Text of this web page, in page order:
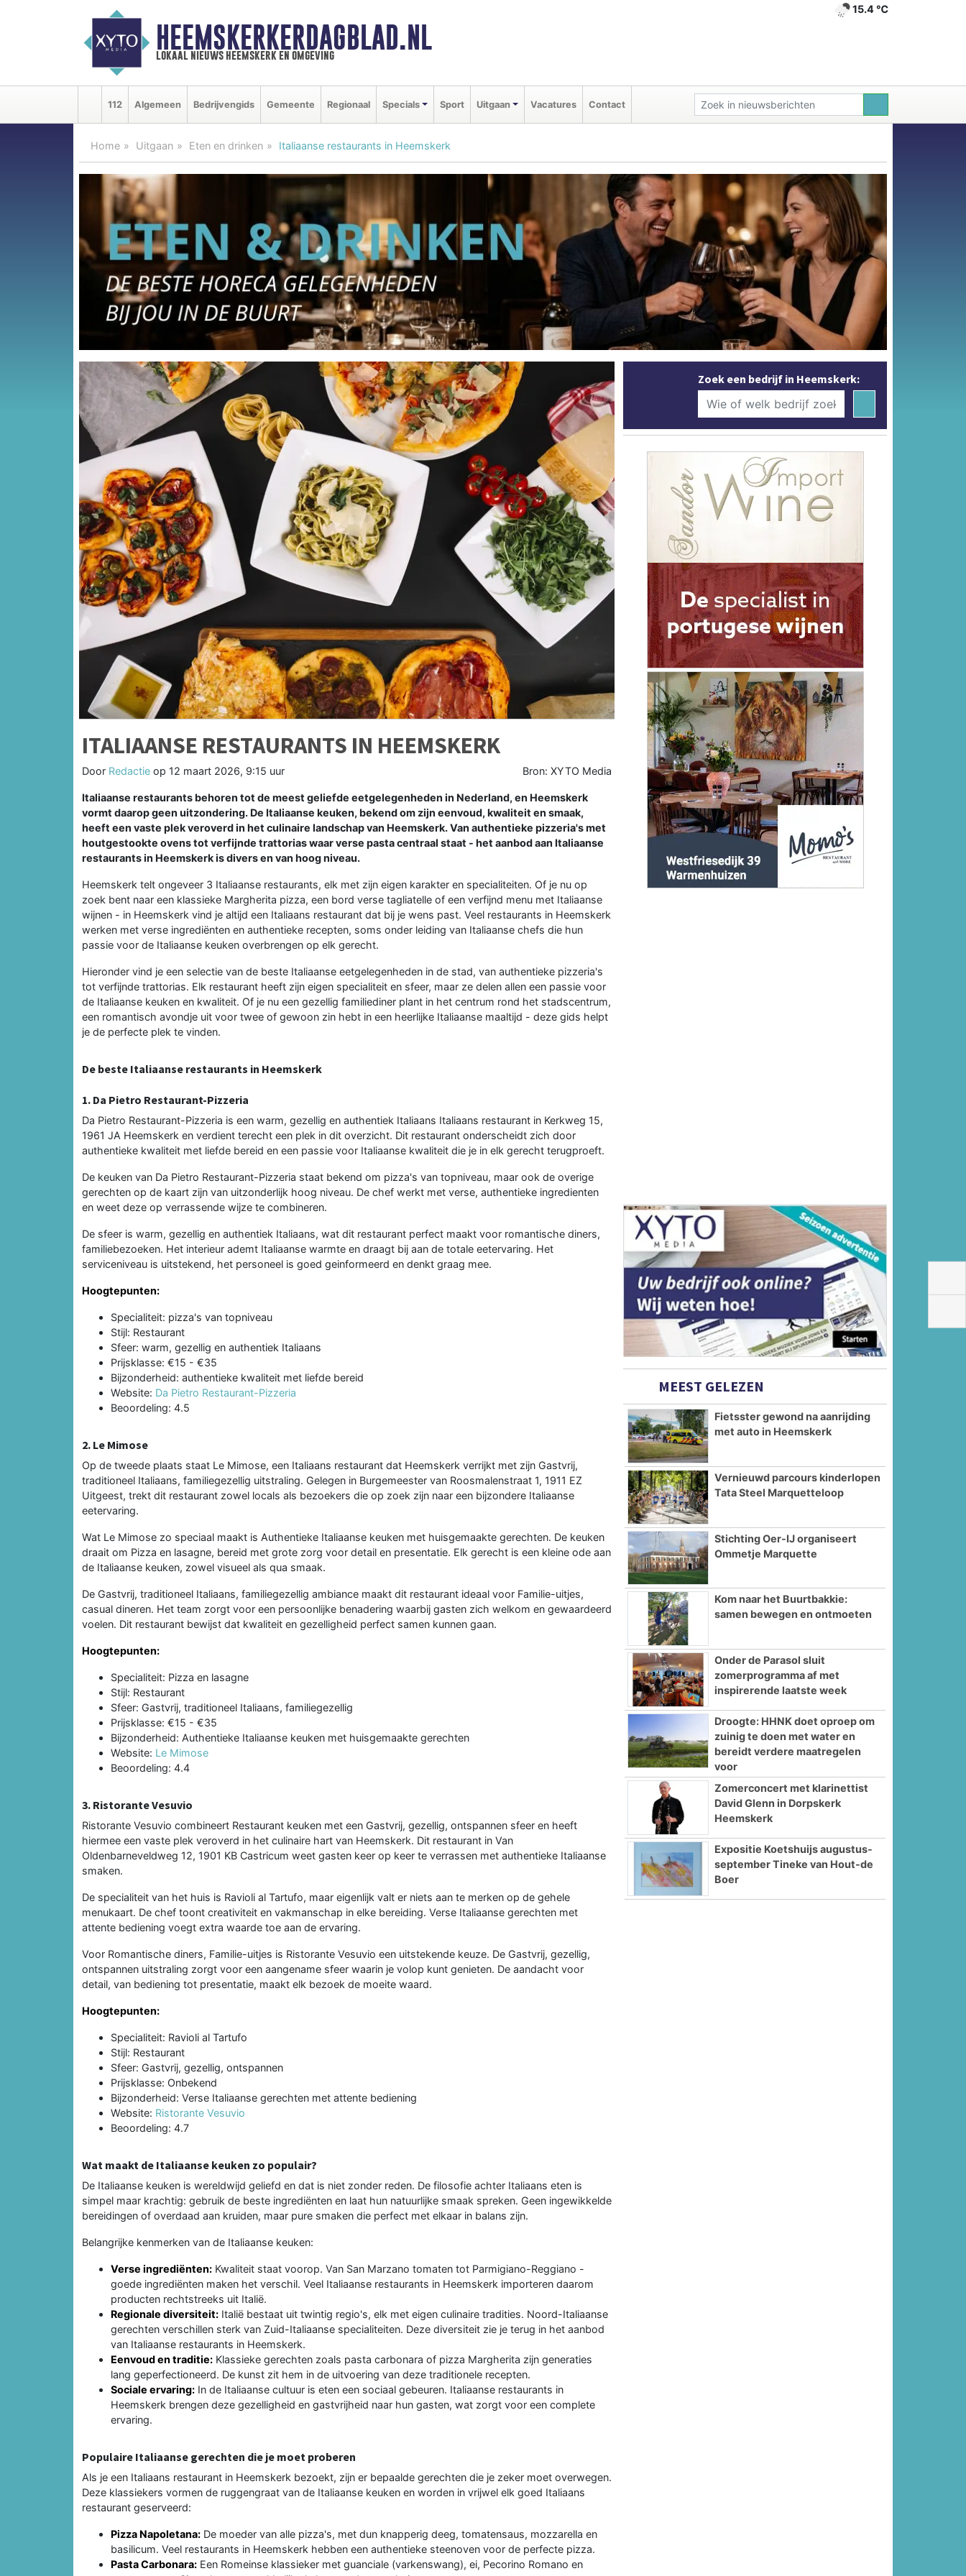
HEEMSKERKERDAGBLAD.NL
lokaal nieuws heemskerk en omgeving
15.4 ℃
112 Algemeen Bedrijvengids Gemeente Regionaal Specials Sport Uitgaan Vacatures Contact
Home Uitgaan Eten en drinken Italiaanse restaurants in Heemskerk
ITALIAANSE RESTAURANTS IN HEEMSKERK
Door Redactie op 12 maart 2026, 9:15 uur Bron: XYTO Media
Italiaanse restaurants behoren tot de meest geliefde eetgelegenheden in Nederland, en Heemskerk
vormt daarop geen uitzondering. De Italiaanse keuken, bekend om zijn eenvoud, kwaliteit en smaak,
heeft een vaste plek veroverd in het culinaire landschap van Heemskerk. Van authentieke pizzeria's met
houtgestookte ovens tot verfijnde trattorias waar verse pasta centraal staat - het aanbod aan Italiaanse
restaurants in Heemskerk is divers en van hoog niveau.
Heemskerk telt ongeveer 3 Italiaanse restaurants, elk met zijn eigen karakter en specialiteiten. Of je nu op
zoek bent naar een klassieke Margherita pizza, een bord verse tagliatelle of een verfijnd menu met Italiaanse
wijnen - in Heemskerk vind je altijd een Italiaans restaurant dat bij je wens past. Veel restaurants in Heemskerk
werken met verse ingrediënten en authentieke recepten, soms onder leiding van Italiaanse chefs die hun
passie voor de Italiaanse keuken overbrengen op elk gerecht.
Hieronder vind je een selectie van de beste Italiaanse eetgelegenheden in de stad, van authentieke pizzeria's
tot verfijnde trattorias. Elk restaurant heeft zijn eigen specialiteit en sfeer, maar ze delen allen een passie voor
de Italiaanse keuken en kwaliteit. Of je nu een gezellig familiediner plant in het centrum rond het stadscentrum,
een romantisch avondje uit voor twee of gewoon zin hebt in een heerlijke Italiaanse maaltijd - deze gids helpt
je de perfecte plek te vinden.
De beste Italiaanse restaurants in Heemskerk
1. Da Pietro Restaurant-Pizzeria
Da Pietro Restaurant-Pizzeria is een warm, gezellig en authentiek Italiaans Italiaans restaurant in Kerkweg 15,
1961 JA Heemskerk en verdient terecht een plek in dit overzicht. Dit restaurant onderscheidt zich door
authentieke kwaliteit met liefde bereid en een passie voor Italiaanse kwaliteit die je in elk gerecht terugproeft.
De keuken van Da Pietro Restaurant-Pizzeria staat bekend om pizza's van topniveau, maar ook de overige
gerechten op de kaart zijn van uitzonderlijk hoog niveau. De chef werkt met verse, authentieke ingredienten
en weet deze op verrassende wijze te combineren.
De sfeer is warm, gezellig en authentiek Italiaans, wat dit restaurant perfect maakt voor romantische diners,
familiebezoeken. Het interieur ademt Italiaanse warmte en draagt bij aan de totale eetervaring. Het
serviceniveau is uitstekend, het personeel is goed geinformeerd en denkt graag mee.
Hoogtepunten:
Specialiteit: pizza's van topniveau
Stijl: Restaurant
Sfeer: warm, gezellig en authentiek Italiaans
Prijsklasse: €15 - €35
Bijzonderheid: authentieke kwaliteit met liefde bereid
Website: Da Pietro Restaurant-Pizzeria
Beoordeling: 4.5
2. Le Mimose
Op de tweede plaats staat Le Mimose, een Italiaans restaurant dat Heemskerk verrijkt met zijn Gastvrij,
traditioneel Italiaans, familiegezellig uitstraling. Gelegen in Burgemeester van Roosmalenstraat 1, 1911 EZ
Uitgeest, trekt dit restaurant zowel locals als bezoekers die op zoek zijn naar een bijzondere Italiaanse
eetervaring.
Wat Le Mimose zo speciaal maakt is Authentieke Italiaanse keuken met huisgemaakte gerechten. De keuken
draait om Pizza en lasagne, bereid met grote zorg voor detail en presentatie. Elk gerecht is een kleine ode aan
de Italiaanse keuken, zowel visueel als qua smaak.
De Gastvrij, traditioneel Italiaans, familiegezellig ambiance maakt dit restaurant ideaal voor Familie-uitjes,
casual dineren. Het team zorgt voor een persoonlijke benadering waarbij gasten zich welkom en gewaardeerd
voelen. Dit restaurant bewijst dat kwaliteit en gezelligheid perfect samen kunnen gaan.
Hoogtepunten:
Specialiteit: Pizza en lasagne
Stijl: Restaurant
Sfeer: Gastvrij, traditioneel Italiaans, familiegezellig
Prijsklasse: €15 - €35
Bijzonderheid: Authentieke Italiaanse keuken met huisgemaakte gerechten
Website: Le Mimose
Beoordeling: 4.4
3. Ristorante Vesuvio
Ristorante Vesuvio combineert Restaurant keuken met een Gastvrij, gezellig, ontspannen sfeer en heeft
hiermee een vaste plek veroverd in het culinaire hart van Heemskerk. Dit restaurant in Van
Oldenbarneveldweg 12, 1901 KB Castricum weet gasten keer op keer te verrassen met authentieke Italiaanse
smaken.
De specialiteit van het huis is Ravioli al Tartufo, maar eigenlijk valt er niets aan te merken op de gehele
menukaart. De chef toont creativiteit en vakmanschap in elke bereiding. Verse Italiaanse gerechten met
attente bediening voegt extra waarde toe aan de ervaring.
Voor Romantische diners, Familie-uitjes is Ristorante Vesuvio een uitstekende keuze. De Gastvrij, gezellig,
ontspannen uitstraling zorgt voor een aangename sfeer waarin je volop kunt genieten. De aandacht voor
detail, van bediening tot presentatie, maakt elk bezoek de moeite waard.
Hoogtepunten:
Specialiteit: Ravioli al Tartufo
Stijl: Restaurant
Sfeer: Gastvrij, gezellig, ontspannen
Prijsklasse: Onbekend
Bijzonderheid: Verse Italiaanse gerechten met attente bediening
Website: Ristorante Vesuvio
Beoordeling: 4.7
Wat maakt de Italiaanse keuken zo populair?
De Italiaanse keuken is wereldwijd geliefd en dat is niet zonder reden. De filosofie achter Italiaans eten is
simpel maar krachtig: gebruik de beste ingrediënten en laat hun natuurlijke smaak spreken. Geen ingewikkelde
bereidingen of overdaad aan kruiden, maar pure smaken die perfect met elkaar in balans zijn.
Belangrijke kenmerken van de Italiaanse keuken:
Verse ingrediënten: Kwaliteit staat voorop. Van San Marzano tomaten tot Parmigiano-Reggiano -
goede ingrediënten maken het verschil. Veel Italiaanse restaurants in Heemskerk importeren daarom
producten rechtstreeks uit Italië.
Regionale diversiteit: Italië bestaat uit twintig regio's, elk met eigen culinaire tradities. Noord-Italiaanse
gerechten verschillen sterk van Zuid-Italiaanse specialiteiten. Deze diversiteit zie je terug in het aanbod
van Italiaanse restaurants in Heemskerk.
Eenvoud en traditie: Klassieke gerechten zoals pasta carbonara of pizza Margherita zijn generaties
lang geperfectioneerd. De kunst zit hem in de uitvoering van deze traditionele recepten.
Sociale ervaring: In de Italiaanse cultuur is eten een sociaal gebeuren. Italiaanse restaurants in
Heemskerk brengen deze gezelligheid en gastvrijheid naar hun gasten, wat zorgt voor een complete
ervaring.
Populaire Italiaanse gerechten die je moet proberen
Als je een Italiaans restaurant in Heemskerk bezoekt, zijn er bepaalde gerechten die je zeker moet overwegen.
Deze klassiekers vormen de ruggengraat van de Italiaanse keuken en worden in vrijwel elk goed Italiaans
restaurant geserveerd:
Pizza Napoletana: De moeder van alle pizza's, met dun knapperig deeg, tomatensaus, mozzarella en
basilicum. Veel restaurants in Heemskerk hebben een authentieke steenoven voor de perfecte pizza.
Pasta Carbonara: Een Romeinse klassieker met guanciale (varkenswang), ei, Pecorino Romano en
Zoek een bedrijf in Heemskerk:
MEEST GELEZEN
Fietsster gewond na aanrijding
met auto in Heemskerk
Vernieuwd parcours kinderlopen
Tata Steel Marquetteloop
Stichting Oer-IJ organiseert
Ommetje Marquette
Kom naar het Buurtbakkie:
samen bewegen en ontmoeten
Onder de Parasol sluit
zomerprogramma af met
inspirerende laatste week
Droogte: HHNK doet oproep om
zuinig te doen met water en
bereidt verdere maatregelen
voor
Zomerconcert met klarinettist
David Glenn in Dorpskerk
Heemskerk
Expositie Koetshuijs augustus-
september Tineke van Hout-de
Boer